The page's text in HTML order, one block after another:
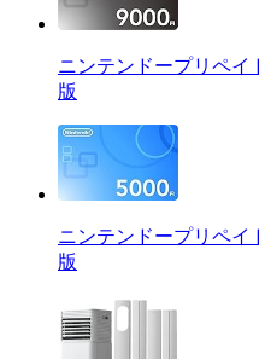
ニンテンドープリペイ
版
ニンテンドープリペイ
版